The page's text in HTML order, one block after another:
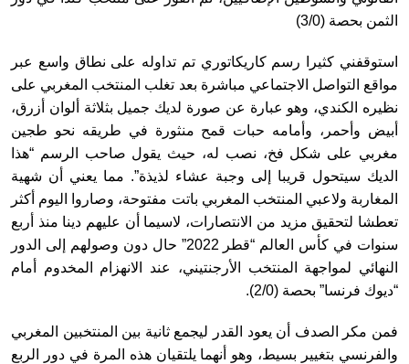
الثمن بحصة (3/0)
استوقفني كثيرا رسم كاريكاتوري تم تداوله على نطاق واسع عبر
مواقع التواصل الاجتماعي مباشرة بعد تغلب المنتخب المغربي على
نظيره الكندي، وهو عبارة عن صورة لديك جميل بثلاثة ألوان أزرق،
أبيض وأحمر، وأمامه حبات قمح منثورة في طريقه نحو طجين
مغربي على شكل فخ، نصب له، حيث يقول صاحب الرسم “هذا
الديك سيتحول قريبا إلى وجبة عشاء لذيذة”. مما يعني أن شهية
المغاربة ولاعبي المنتخب المغربي باتت مفتوحة، وصاروا اليوم أكثر
تعطشا لتحقيق مزيد من الانتصارات، لاسيما أن عليهم دينا منذ أربع
سنوات في كأس العالم “قطر 2022” حال دون وصولهم إلى الدور
النهائي لمواجهة المنتخب الأرجنتيني، عند الانهزام المخدوم أمام
“ديوك فرنسا” بحصة (2/0).
فمن مكر الصدف أن يعود القدر ليجمع ثانية بين المنتخبين المغربي
والفرنسي بتغيير بسيط، وهو أنهما يلتقيان هذه المرة في دور الربع